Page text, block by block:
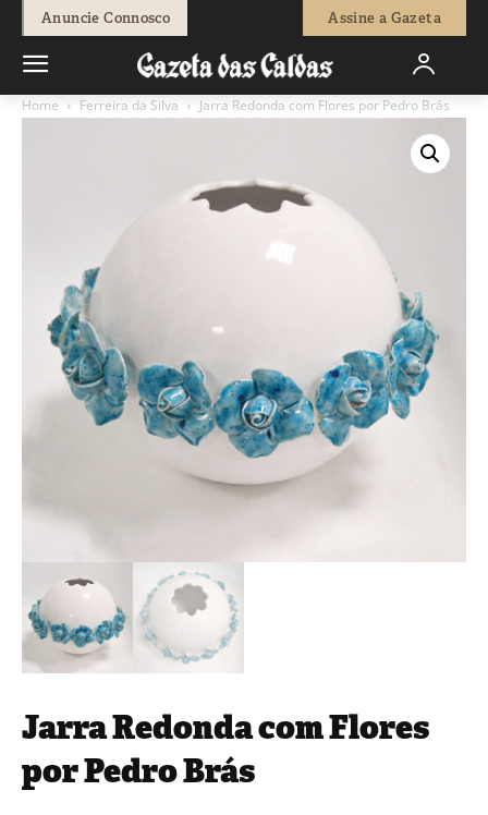
Anuncie Connosco Assine a Gazeta
Home Ferreira da Silva Jarra Redonda com Flores por Pedro Brás
Jarra Redonda com Flores
por Pedro Brás